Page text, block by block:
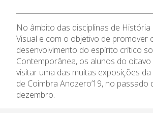
O Colégio
Colaboradores Não
Docentes
Instalações
Ofertas de emprego
Regulamentos
Jornal “O Coreto”
Oferta
Sala de Estudo
Atividades de Interrupção
Letiva
Academia de LínguasEnsino
Termalismo
Curso de Técnico/a de Apoio
à Família e à Comunidade
Ofertas de Emprego
Ano Letivo
de Educação
SIGE
Secretariado de Exames
No âmbito das disciplinas de História
Visual e com o objetivo de promover
desenvolvimento do espírito crítico
Contemporânea, os alunos do
visitar uma das muitas exposições
de Coimbra Anozero’19, no passado
dezembro.